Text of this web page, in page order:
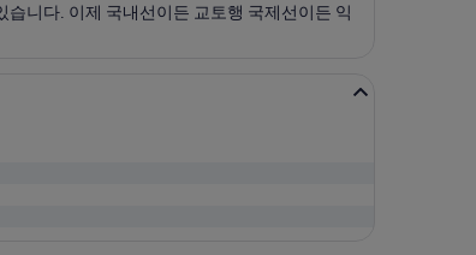
니다. 이제 국내선이든 교토행 국제선이든 익